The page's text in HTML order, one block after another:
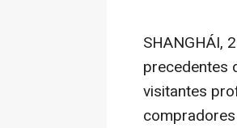
SHANGHÁI,
precedentes
visitantes